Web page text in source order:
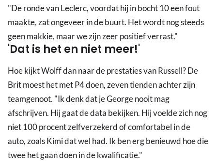
"De ronde van Leclerc, voordat hij in bocht 10 een fout
maakte, zat ongeveer in de buurt. Het wordt nog steeds
geen makkie, maar we zijn zeer positief verrast."
'Dat is het en niet meer!'
Hoe kijkt Wolff dan naar de prestaties van Russell? De
Brit moest het met P4 doen, zeven tienden achter zijn
teamgenoot. "Ik denk dat je George nooit mag
afschrijven. Hij gaat de data bekijken. Hij voelde zich nog
niet 100 procent zelfverzekerd of comfortabel in de
auto, zoals Kimi dat wel had. Ik ben erg benieuwd hoe die
twee het gaan doen in de kwalificatie."